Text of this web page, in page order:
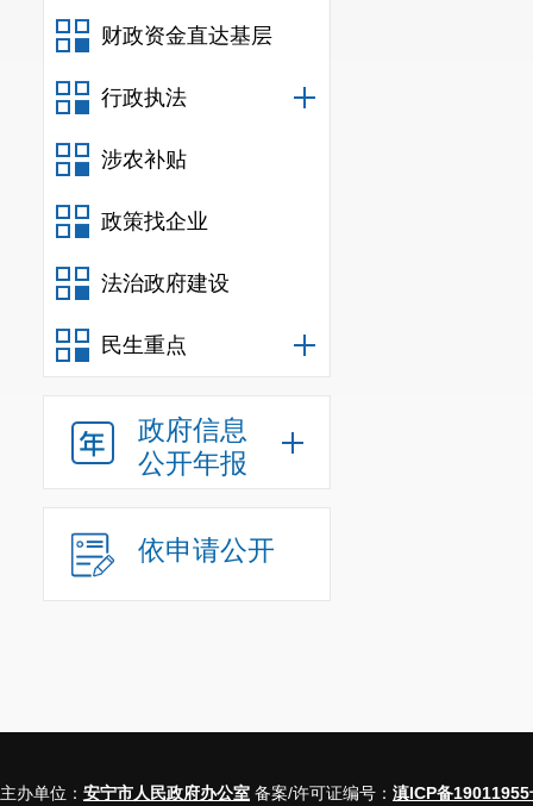
财政资金直达基层
行政执法
涉农补贴
政策找企业
法治政府建设
民生重点
政府信息
公开年报
依申请公开
主办单位： 安宁市人民政府办公室 备案/许可证编号： 滇ICP备